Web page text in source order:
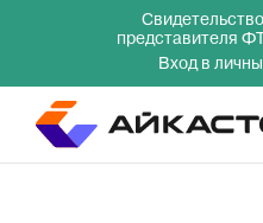
представителя
Вход в